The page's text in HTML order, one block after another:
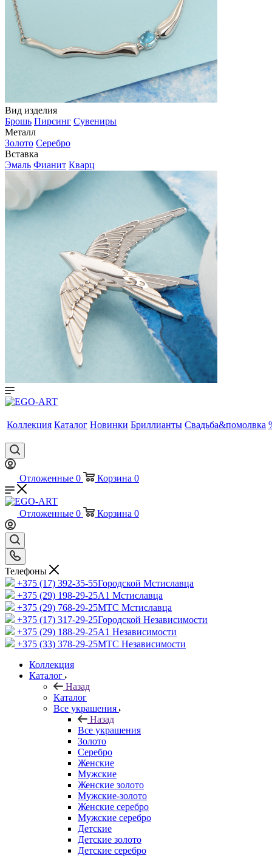
Вид изделия
Брошь Пирсинг Сувениры
Металл
Золото Серебро
Вставка
Эмаль Фианит Кварц
Коллекция Каталог Новинки Бриллианты Свадьба&помолвка
Отложенные 0 Корзина 0
Отложенные 0 Корзина 0
Телефоны
+375 (17) 392-35-55Городской Мстиславца
+375 (29) 198-29-25A1 Мстиславца
+375 (29) 768-29-25МТС Мстиславца
+375 (17) 317-29-25Городской Независимости
+375 (29) 188-29-25A1 Независимости
+375 (33) 378-29-25МТС Независимости
Коллекция
Каталог
Назад
Каталог
Все украшения
Назад
Все украшения
Золото
Серебро
Женские
Мужские
Женские золото
Мужские-золото
Женские серебро
Мужские серебро
Детские
Детские золото
Детские серебро